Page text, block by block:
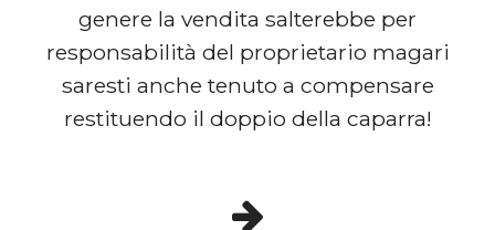
genere la vendita salterebbe per
responsabilità del proprietario magari
saresti anche tenuto a compensare
restituendo il doppio della caparra!